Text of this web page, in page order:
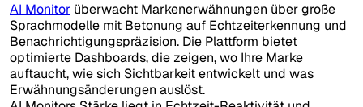
AI Monitor überwacht Markenerwähnungen über große
Sprachmodelle mit Betonung auf Echtzeiterkennung und
Benachrichtigungspräzision. Die Plattform bietet
optimierte Dashboards, die zeigen, wo Ihre Marke
auftaucht, wie sich Sichtbarkeit entwickelt und was
Erwähnungsänderungen auslöst.